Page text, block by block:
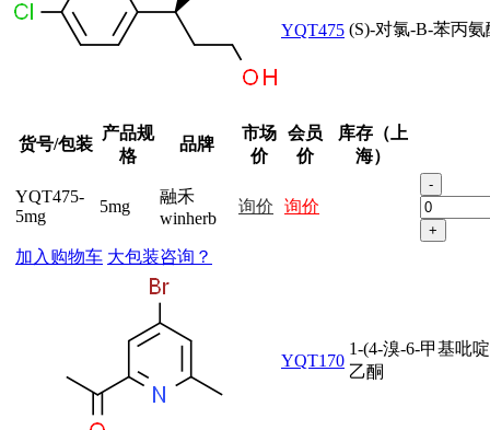
YQT475 (S)-对氯-Β-苯丙氨
货号/包装
产品规
格
品牌
市场
价
会员
价
库存（上
海）
YQT475-
5mg
5mg
融禾
winherb
询价 询价
-
+
加入购物车 大包装咨询？
YQT170
1-(4-溴-6-甲基吡
乙酮